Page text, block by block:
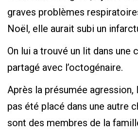
graves problèmes
Noël, elle aurait subi un
On lui a trouvé un lit dans une
partagé avec l’octogénaire.
Après la présumée agression,
pas été placé dans une autre
sont des membres de la